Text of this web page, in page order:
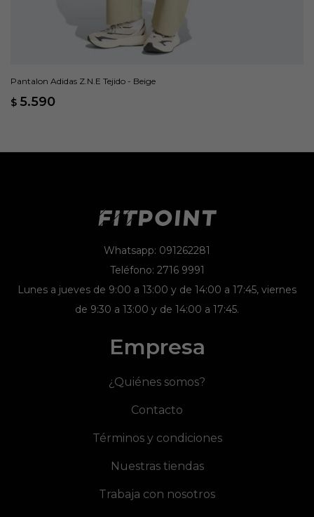
Pantalon Adidas Z.N.E Tejido - Beige
$ 5.590
Whatsapp: 091262281
Teléfono: 2716 9991
Lunes a jueves de 9:00 a 13:00 y de 14:00 a 17:45, viernes
de 9:30 a 13:00 y de 14:00 a 17:45.
Empresa
¿Quiénes somos?
Contacto
Términos y condiciones
Nuestras tiendas
Trabaja con nosotros